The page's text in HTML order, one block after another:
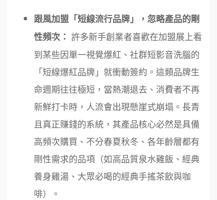
跟風加盟「短線流行品牌」，忽略產品的剛
性頻次： 許多新手創業者喜歡在加盟展上看
到某些因單一視覺爆紅、社群短影音洗腦的
「短線爆紅品牌」就衝動簽約。這類品牌生
命週期往往極短，當熱潮退去、消費者不再
新鮮打卡時，人流會出現懸崖式崩塌。長青
且真正赚錢的系統，其產品核心必然是具備
高頻次購買、不分春夏秋冬、各年齡層都有
剛性需求的品項（如高品質泉水雞飯、經典
養身雞湯、大眾必喝的經典手搖茶飲與咖
啡）。